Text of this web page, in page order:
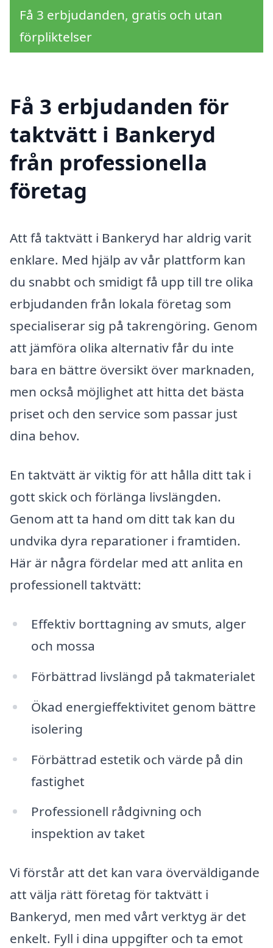
Få 3 erbjudanden, gratis och utan
förpliktelser
Få 3 erbjudanden för
taktvätt i Bankeryd
från professionella
företag
Att få taktvätt i Bankeryd har aldrig varit
enklare. Med hjälp av vår plattform kan
du snabbt och smidigt få upp till tre olika
erbjudanden från lokala företag som
specialiserar sig på takrengöring. Genom
att jämföra olika alternativ får du inte
bara en bättre översikt över marknaden,
men också möjlighet att hitta det bästa
priset och den service som passar just
dina behov.
En taktvätt är viktig för att hålla ditt tak i
gott skick och förlänga livslängden.
Genom att ta hand om ditt tak kan du
undvika dyra reparationer i framtiden.
Här är några fördelar med att anlita en
professionell taktvätt:
Effektiv borttagning av smuts, alger
och mossa
Förbättrad livslängd på takmaterialet
Ökad energieffektivitet genom bättre
isolering
Förbättrad estetik och värde på din
fastighet
Professionell rådgivning och
inspektion av taket
Vi förstår att det kan vara överväldigande
att välja rätt företag för taktvätt i
Bankeryd, men med vårt verktyg är det
enkelt. Fyll i dina uppgifter och ta emot